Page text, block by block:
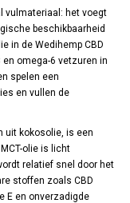
vulmateriaal: het voegt
beschikbaarheid
in de Wedihemp CBD
en omega-6 vetzuren in
spelen een
en vullen de
uit kokosolie, is een
olie is licht
relatief snel door het
stoffen zoals CBD
E en onverzadigde